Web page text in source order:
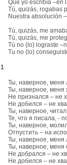
Que yo escribía –en
Tú, quizás, rogabas
Nuestra absolución
Tú, quizás, me
Tú, quizás, me
Tú no (lo) lograste
Tu no (lo)
1
Ты, наверное, меня
Ты, наверное, меня
Не признался – не
Не добился – не
Ты, наверное, читал
Те, что я писала, -
Ты, наверное, молил
Отпустить – на
Ты, наверное, меня
Ты, наверное, меня
Не добрался – не
Не добился – не